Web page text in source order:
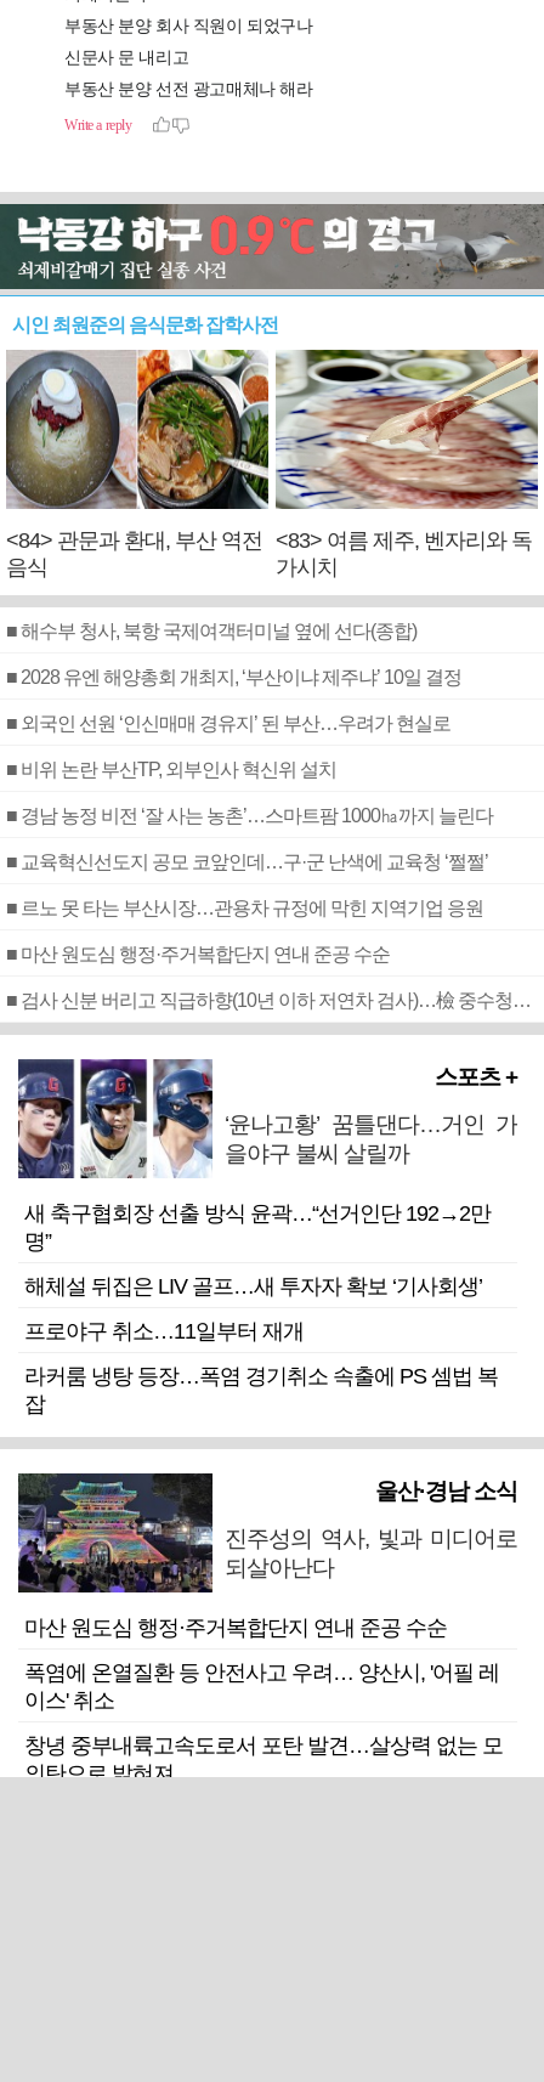
시인 최원준의 음식문화 잡학사전
<84> 관문과 환대, 부산 역전
음식
<83> 여름 제주, 벤자리와 독
가시치
■ 해수부 청사, 북항 국제여객터미널 옆에 선다(종합)
■ 2028 유엔 해양총회 개최지, ‘부산이냐 제주냐’ 10일 결정
■ 외국인 선원 ‘인신매매 경유지’ 된 부산…우려가 현실로
■ 비위 논란 부산TP, 외부인사 혁신위 설치
■ 경남 농정 비전 ‘잘 사는 농촌’…스마트팜 1000㏊까지 늘린다
■ 교육혁신선도지 공모 코앞인데…구·군 난색에 교육청 ‘쩔쩔’
■ 르노 못 타는 부산시장…관용차 규정에 막힌 지역기업 응원
■ 마산 원도심 행정·주거복합단지 연내 준공 수순
■ 검사 신분 버리고 직급하향(10년 이하 저연차 검사)…檢 중수청행 기피
스포츠 +
‘윤나고황’ 꿈틀댄다…거인 가
을야구 불씨 살릴까
새 축구협회장 선출 방식 윤곽…“선거인단 192→2만
명”
해체설 뒤집은 LIV 골프…새 투자자 확보 ‘기사회생’
프로야구 취소…11일부터 재개
라커룸 냉탕 등장…폭염 경기취소 속출에 PS 셈법 복
잡
울산·경남 소식
진주성의 역사, 빛과 미디어로
되살아난다
마산 원도심 행정·주거복합단지 연내 준공 수순
폭염에 온열질환 등 안전사고 우려… 양산시, '어필 레
이스' 취소
창녕 중부내륙고속도로서 포탄 발견…살상력 없는 모
의탄으로 밝혀져